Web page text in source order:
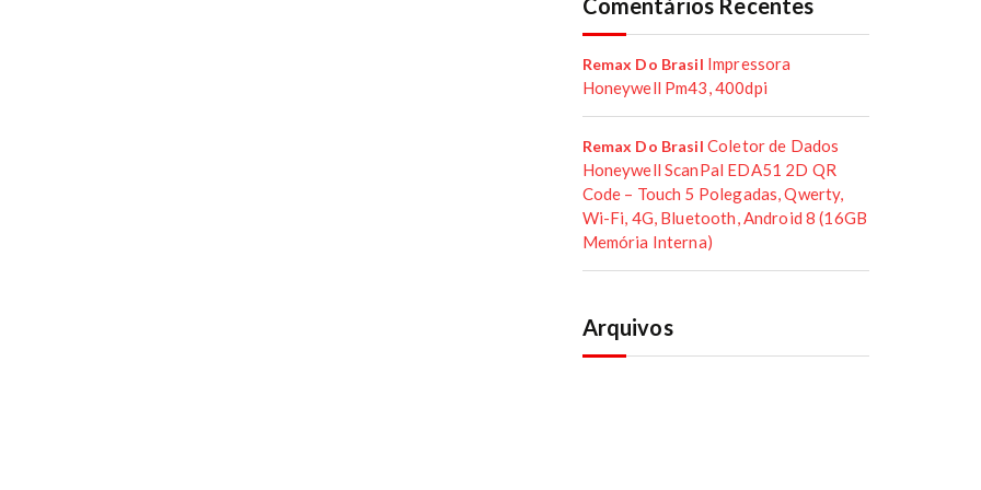
Remax Do Brasil Impressora
Honeywell Pm43, 400dpi
Remax Do Brasil Coletor de Dados
Honeywell ScanPal EDA51 2D QR
Code – Touch 5 Polegadas, Qwerty,
Wi-Fi, 4G, Bluetooth, Android 8 (16GB
Memória Interna)
Arquivos